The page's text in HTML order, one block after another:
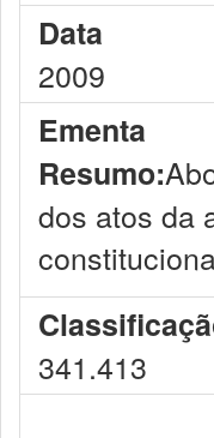
Data
2009
Ementa
Resumo:
dos atos da
341.413